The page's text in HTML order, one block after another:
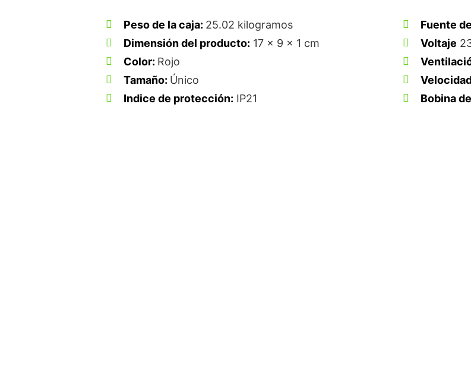
Peso de la caja: ‎ 25.02 kilogramos
Dimensión del producto: 17 x 9 x 1 cm
Color: Rojo
Tamaño: Único
Indice de protección: IP21
Fuente
Voltaje
Bobina